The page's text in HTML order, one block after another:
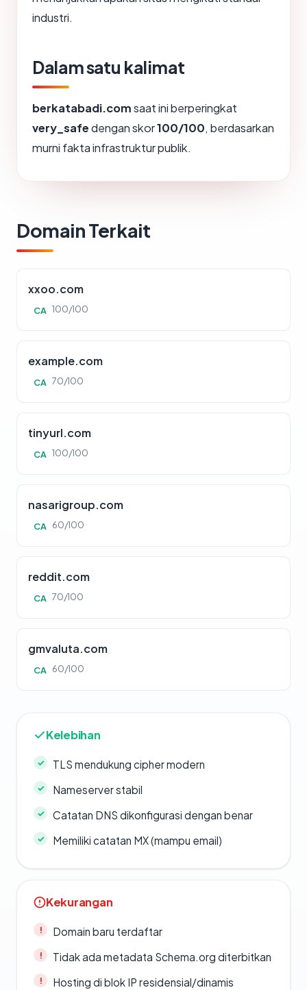
industri.
Dalam satu kalimat
berkatabadi.comsaat ini berperingkat
very_safedengan skor100/100, berdasarkan
murni fakta infrastruktur publik.
Domain Terkait
xxoo.com
CA 100/100
example.com
CA 70/100
tinyurl.com
CA 100/100
nasarigroup.com
CA 60/100
reddit.com
CA 70/100
gmvaluta.com
CA 60/100
Kelebihan
TLS mendukung cipher modern
Nameserver stabil
Catatan DNS dikonfigurasi dengan benar
Memiliki catatan MX (mampu email)
Kekurangan
Domain baru terdaftar
Tidak ada metadata Schema.org diterbitkan
Hosting di blok IP residensial/dinamis